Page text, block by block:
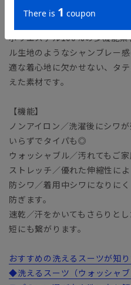
ポリエステル100%の多機能
ル生地のようなシャンブレー
適な着心地に欠かせない、タ
えた素材です。
【機能】
ノンアイロン／洗濯後にシワ
いらずでタイパも◎
ウォッシャブル／汚れてもご
ストレッチ／優れた伸縮性に
防シワ／着用中シワになりに
防ぎます。
速乾／汗をかいてもさらりと
短にも繋がります。
おすすめの洗えるスーツが知
◆洗えるスーツ（ウォッシャ